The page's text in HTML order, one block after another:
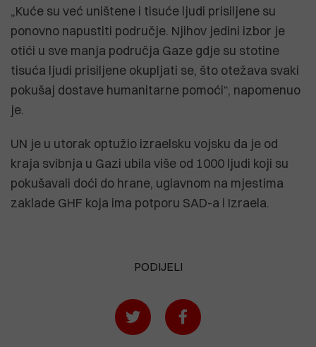
„Kuće su već uništene i tisuće ljudi prisiljene su
ponovno napustiti područje. Njihov jedini izbor je
otići u sve manja područja Gaze gdje su stotine
tisuća ljudi prisiljene okupljati se, što otežava svaki
pokušaj dostave humanitarne pomoći“, napomenuo
je.
UN je u utorak optužio izraelsku vojsku da je od
kraja svibnja u Gazi ubila više od 1000 ljudi koji su
pokušavali doći do hrane, uglavnom na mjestima
zaklade GHF koja ima potporu SAD-a i Izraela.
PODIJELI